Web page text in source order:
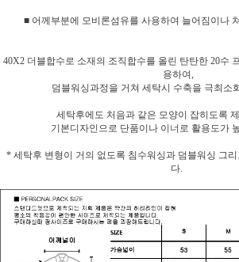
■ 어께부분에 모비론섬유를 사용하여 늘어짐이나
40X2 더블합수로 소재의 조직합수를 올린 탄탄한 20수
용하여,
덤블워싱과정을 거쳐 세탁시 수축을 극최소
세탁후에도 처음과 같은 모양이 잡히도록
기본디자인으로 단품이나 이너로 활용도가
* 세탁후 변형이 거의 없도록 침수워싱과 덤블워싱 그
다.